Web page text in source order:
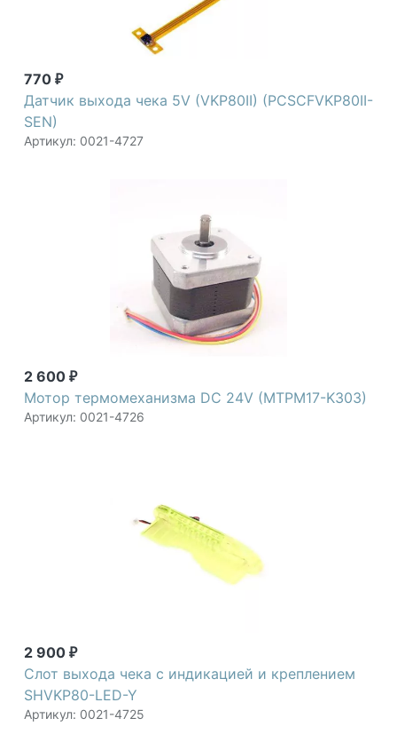
770 ₽
Датчик выхода чека 5V (VKP80II) (PCSCFVKP80II-
SEN)
Артикул: 0021-4727
2 600 ₽
Мотор термомеханизма DC 24V (MTPM17-K303)
Артикул: 0021-4726
2 900 ₽
Слот выхода чека с индикацией и креплением
SHVKP80-LED-Y
Артикул: 0021-4725